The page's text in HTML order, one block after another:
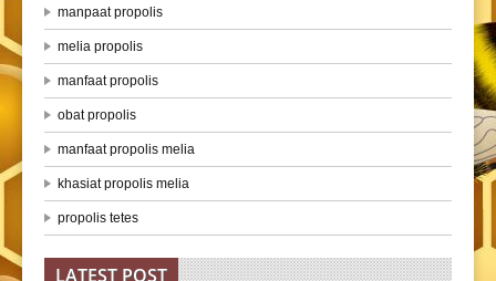
manpaat propolis
melia propolis
manfaat propolis
obat propolis
manfaat propolis melia
khasiat propolis melia
propolis tetes
LATEST POST